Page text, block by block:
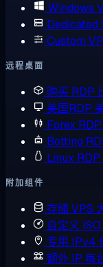
Windows
Dedicated
Custom
远程桌面
购买 RDP
美国RDP
Forex RDP
Botting
Linux RDP
附加组件
存储 VPS
自定义 ISO
专用 IPv4
额外 IP 每